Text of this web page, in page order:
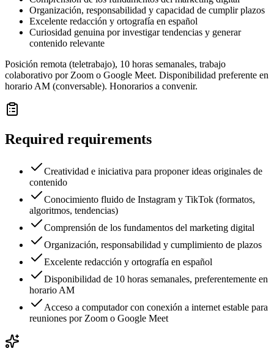
Organización, responsabilidad y capacidad de cumplir plazos
Excelente redacción y ortografía en español
Curiosidad genuina por investigar tendencias y generar
contenido relevante
Posición remota (teletrabajo), 10 horas semanales, trabajo
colaborativo por Zoom o Google Meet. Disponibilidad preferente en
horario AM (conversable). Honorarios a convenir.
Required requirements
Creatividad e iniciativa para proponer ideas originales de
contenido
Conocimiento fluido de Instagram y TikTok (formatos,
algoritmos, tendencias)
Comprensión de los fundamentos del marketing digital
Organización, responsabilidad y cumplimiento de plazos
Excelente redacción y ortografía en español
Disponibilidad de 10 horas semanales, preferentemente en
horario AM
Acceso a computador con conexión a internet estable para
reuniones por Zoom o Google Meet